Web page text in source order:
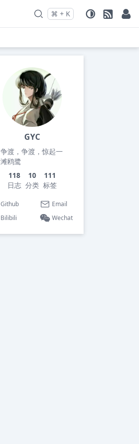
Press
⌘ +
and K
to search
GYC
争渡，争渡，惊起一
滩鸥鹭
118
日志
10
分类
111
标签
Github
Email
Bilibili
Wechat